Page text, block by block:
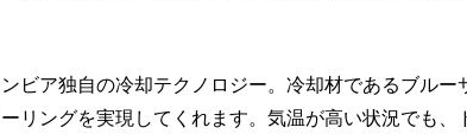
ビア独自の冷却テクノロジー。冷却材であるブルー
リングを実現してくれます。気温が高い状況でも、